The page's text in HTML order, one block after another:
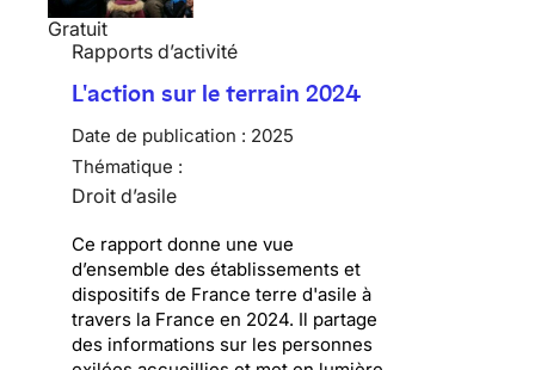
Gratuit
Rapports d’activité
L'action sur le terrain 2024
Date de publication : 2025
Thématique :
Droit d’asile
Ce rapport donne une vue
d’ensemble des établissements et
dispositifs de France terre d'asile à
travers la France en 2024. Il partage
des informations sur les personnes